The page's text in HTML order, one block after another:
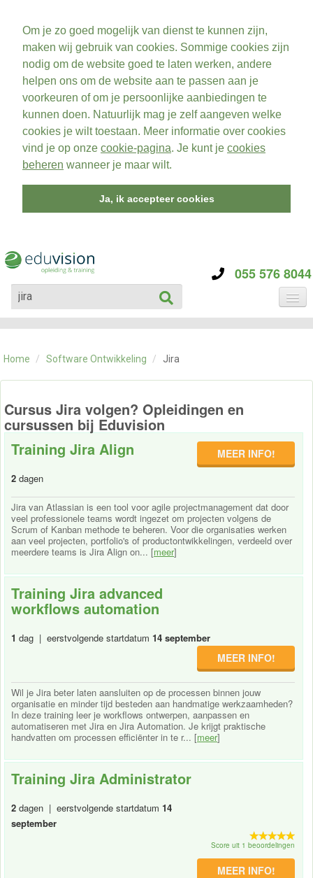
Om je zo goed mogelijk van dienst te kunnen zijn,
maken wij gebruik van cookies. Sommige cookies zijn
nodig om de website goed te laten werken, andere
helpen ons om de website aan te passen aan je
voorkeuren of om je persoonlijke aanbiedingen te
kunnen doen. Natuurlijk mag je zelf aangeven welke
cookies je wilt toestaan. Meer informatie over cookies
vind je op onze cookie-pagina. Je kunt je cookies
beheren wanneer je maar wilt.
Ja, ik accepteer cookies
055 576 8044
CATEGORIE
OVER ONS
CONTACT
Home / Software Ontwikkeling / Jira
Cursus Jira volgen? Opleidingen en
cursussen bij Eduvision
Training Jira Align
2 dagen
MEER INFO!
Jira van Atlassian is een tool voor agile projectmanagement dat door
veel professionele teams wordt ingezet om projecten volgens de
Scrum of Kanban methode te beheren. Voor die organisaties werken
aan veel projecten, portfolio's of productontwikkelingen, verdeeld over
meerdere teams is Jira Align on... [meer]
Training Jira advanced
workflows automation
1 dag | eerstvolgende startdatum 14 september
MEER INFO!
Wil je Jira beter laten aansluiten op de processen binnen jouw
organisatie en minder tijd besteden aan handmatige werkzaamheden?
In deze training leer je workflows ontwerpen, aanpassen en
automatiseren met Jira en Jira Automation. Je krijgt praktische
handvatten om processen efficiënter in te r... [meer]
Training Jira Administrator
2 dagen | eerstvolgende startdatum 14
september
Score uit 1 beoordelingen
MEER INFO!